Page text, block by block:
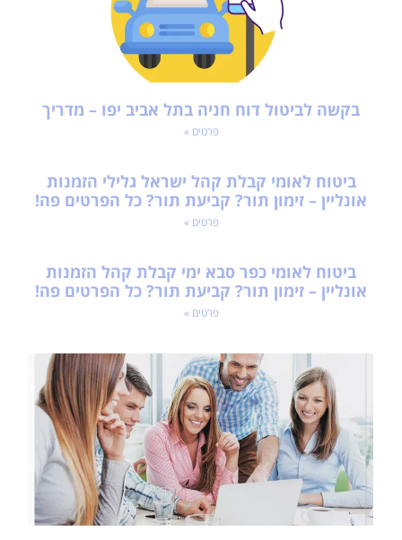
בקשה לביטול דוח חניה בתל אביב יפו – מדריך
פרטים »
ביטוח לאומי קבלת קהל ישראל גלילי הזמנות
אונליין – זימון תור? קביעת תור? כל הפרטים פה!
פרטים »
ביטוח לאומי כפר סבא ימי קבלת קהל הזמנות
אונליין – זימון תור? קביעת תור? כל הפרטים פה!
פרטים »